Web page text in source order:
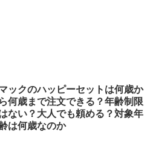
ックのハッピーセットは何歳か
ら何歳まで注文できる？年齢制限
ない？大人でも頼める？対象年
は何歳なのか